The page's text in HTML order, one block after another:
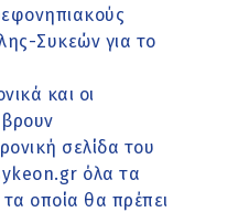
Συκεών για το
και οι
σελίδα του
όλα τα
οποία θα πρέπει